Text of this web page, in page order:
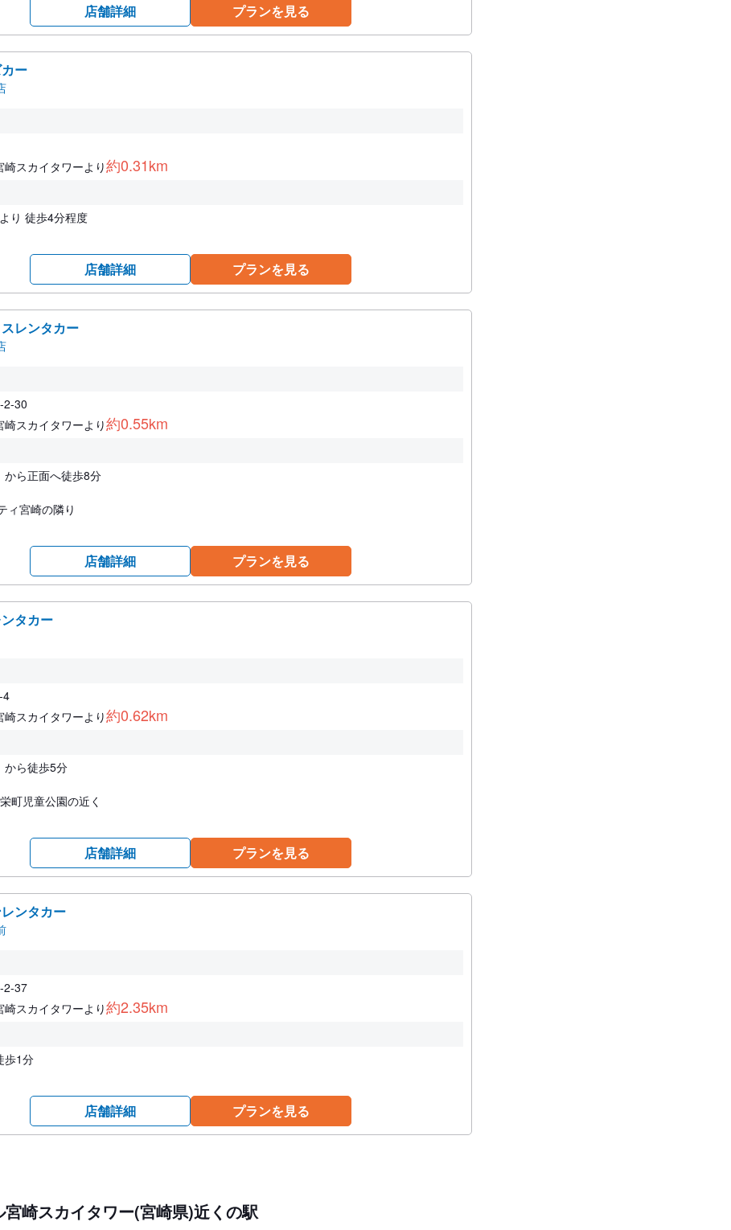
店舗詳細 プランを見る
ー
スカイタワーより約0.31km
り 徒歩4分程度
店舗詳細 プランを見る
レンタカー
2-30
スカイタワーより約0.55km
から正面へ徒歩8分
ィ宮崎の隣り
店舗詳細 プランを見る
タカー
4
スカイタワーより約0.62km
から徒歩5分
町児童公園の近く
店舗詳細 プランを見る
ンタカー
2-37
スカイタワーより約2.35km
1分
店舗詳細 プランを見る
宮崎スカイタワー(宮崎県)近くの駅